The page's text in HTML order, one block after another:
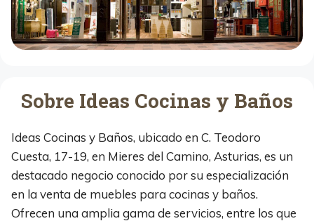
Sobre Ideas Cocinas y Baños
Ideas Cocinas y Baños, ubicado en C. Teodoro
Cuesta, 17-19, en Mieres del Camino, Asturias, es un
destacado negocio conocido por su especialización
en la venta de muebles para cocinas y baños.
Ofrecen una amplia gama de servicios, entre los que